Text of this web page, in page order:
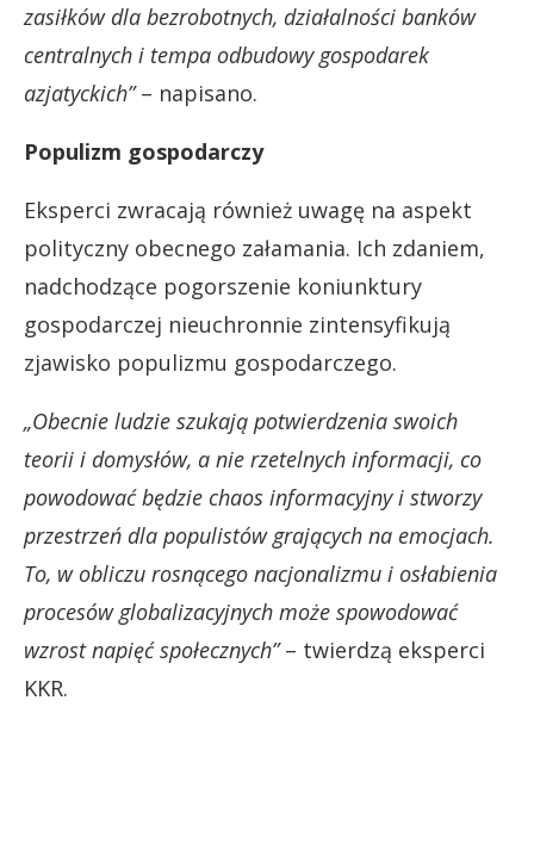
zasiłków dla bezrobotnych, działalności banków
centralnych i tempa odbudowy gospodarek
azjatyckich”– napisano.
Populizm gospodarczy
Eksperci zwracają również uwagę na aspekt
polityczny obecnego załamania. Ich zdaniem,
nadchodzące pogorszenie koniunktury
gospodarczej nieuchronnie zintensyfikują
zjawisko populizmu gospodarczego.
„Obecnie ludzie szukają potwierdzenia swoich
teorii i domysłów, a nie rzetelnych informacji, co
powodować będzie chaos informacyjny i stworzy
przestrzeń dla populistów grających na emocjach.
To, w obliczu rosnącego nacjonalizmu i osłabienia
procesów globalizacyjnych może spowodować
wzrost napięć społecznych”– twierdzą eksperci
KKR.